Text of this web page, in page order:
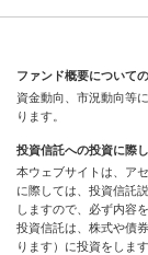
ファンド概要について
資金動向、市況動向等
ります。
投資信託への投資に際
本ウェブサイトは、ア
に際しては、投資信託
しますので、必ず内容
投資信託は、株式や債
ります）に投資をしま